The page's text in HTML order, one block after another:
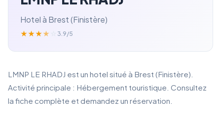
Hotel à Brest (Finistère)
★★★★ 3.9/5
LMNP LE RHADJ est un hotel situé à Brest (Finistère).
Activité principale : Hébergement touristique. Consultez
la fiche complète et demandez un réservation.